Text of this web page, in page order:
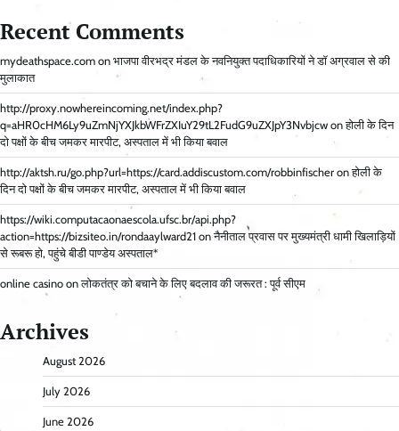
Recent Comments
mydeathspace.com on भाजपा वीरभद्र मंडल के नवनियुक्त पदाधिकारियों ने डॉ अग्रवाल से की
मुलाकात
http://proxy.nowhereincoming.net/index.php?
q=aHR0cHM6Ly9uZmNjYXJkbWFrZXIuY29tL2FudG9uZXJpY3Nvbjcw onहोली के दिन
दो पक्षों के बीच जमकर मारपीट, अस्पताल में भी किया बवाल
http://aktsh.ru/go.php?url=https://card.addiscustom.com/robbinfischer onहोली के
दिन दो पक्षों के बीच जमकर मारपीट, अस्पताल में भी किया बवाल
https://wiki.computacaonaescola.ufsc.br/api.php?
action=https://bizsiteo.in/rondaaylward21 onनैनीताल प्रवास पर मुख्यमंत्री धामी खिलाड़ियों
से रूबरू हो, पहुंचे बीडी पाण्डेय अस्पताल*
online casino onलोकतंत्र को बचाने के लिए बदलाव की जरूरत : पूर्व सीएम
Archives
August 2026
July 2026
June 2026